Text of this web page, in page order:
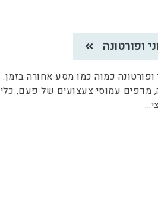
ופורטונה
ופורטונה כמוה כמו מסע אחורה בזמן.
מדפים עמוסי צעצועים של פעם, כלי
...